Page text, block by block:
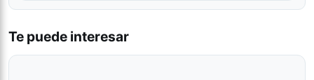
Te puede interesar